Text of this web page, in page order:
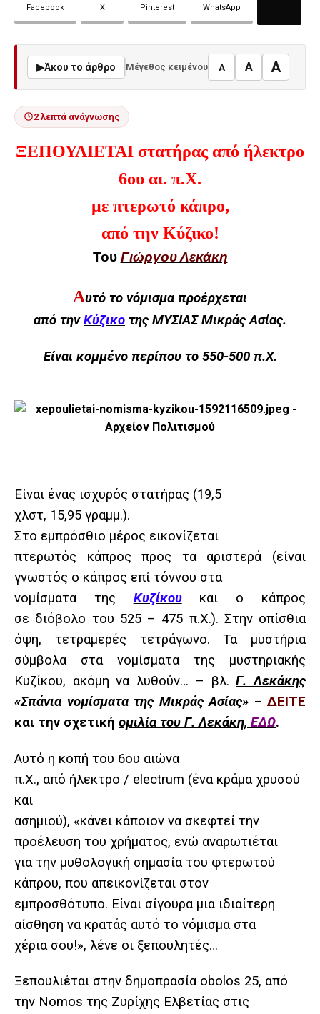
Facebook X Pinterest WhatsApp
▶Άκου το άρθρο Μέγεθος κειμένου A A A
2 λεπτά ανάγνωσης
ΞΕΠΟΥΛΙΕΤΑΙ στατήρας από ήλεκτρο
6ου αι. π.Χ.
με πτερωτό κάπρο,
από την Κύζικο!
Του Γιώργου Λεκάκη
Αυτό το νόμισμα προέρχεται
από τηνΚύζικο της ΜΥΣΙΑΣ Μικράς Ασίας.
Είναι κομμένο περίπου το 550-500 π.Χ.
Είναι ένας ισχυρός στατήρας (19,5
χλστ, 15,95 γραμμ.).
Στο εμπρόσθιο μέρος εικονίζεται
πτερωτός κάπρος προς τα αριστερά (είναι
γνωστός ο κάπρος επί τόννου στα
νομίσματα της Κυζίκουκαι ο κάπρος
σε διόβολο του 525 – 475 π.Χ.). Στην οπίσθια
όψη, τετραμερές τετράγωνο. Τα μυστήρια
σύμβολα στα νομίσματα της μυστηριακής
Κυζίκου, ακόμη να λυθούν… – βλ.Γ. Λεκάκης
«Σπάνια νομίσματα της Μικράς Ασίας» – ΔΕΙΤΕ
και την σχετική ομιλία του Γ. Λεκάκη, ΕΔΩ.
Αυτό η κοπή του 6ου αιώνα
π.Χ., από ήλεκτρο / electrum (ένα κράμα χρυσού
και
ασημιού), «κάνει κάποιον να σκεφτεί την
προέλευση του χρήματος, ενώ αναρωτιέται
για την μυθολογική σημασία του φτερωτού
κάπρου, που απεικονίζεται στον
εμπροσθότυπο. Είναι σίγουρα μια ιδιαίτερη
αίσθηση να κρατάς αυτό το νόμισμα στα
χέρια σου!», λένε οι ξεπουλητές…
Ξεπουλιέται στην δημοπρασία obolos 25, από
την Nomos της Ζυρίχης Ελβετίας στις